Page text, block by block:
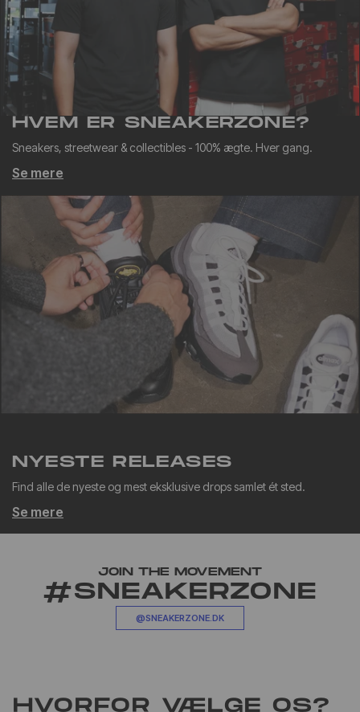
HVEM ER SNEAKERZONE?
Sneakers, streetwear & collectibles - 100% ægte. Hver gang.
Se mere
NYESTE RELEASES
Find alle de nyeste og mest eksklusive drops samlet ét sted.
Se mere
JOIN THE MOVEMENT
#SNEAKERZONE
@SNEAKERZONE.DK
HVORFOR VÆLGE OS?